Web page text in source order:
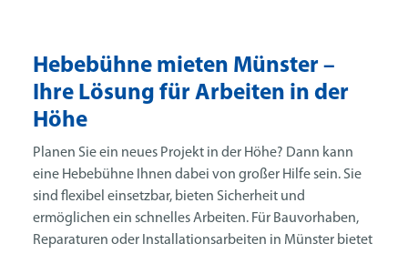
Hebebühne mieten Münster –
Ihre Lösung für Arbeiten in der
Höhe
Planen Sie ein neues Projekt in der Höhe? Dann kann
eine Hebebühne Ihnen dabei von großer Hilfe sein. Sie
sind flexibel einsetzbar, bieten Sicherheit und
ermöglichen ein schnelles Arbeiten. Für Bauvorhaben,
Reparaturen oder Installationsarbeiten in Münster bietet